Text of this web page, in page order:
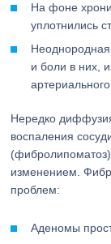
На фоне
уплотнились
и боли в них,
Нередко
воспаления
изменением.
проблем:
Аденомы